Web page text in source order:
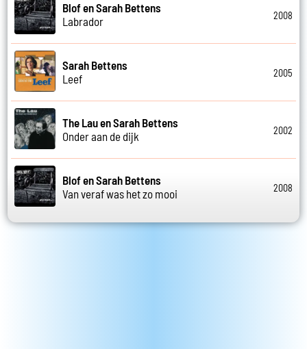
Blof en Sarah Bettens
Labrador
2008
Sarah Bettens
Leef
2005
The Lau en Sarah Bettens
Onder aan de dijk
2002
Blof en Sarah Bettens
Van veraf was het zo mooi
2008